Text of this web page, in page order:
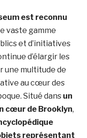
est reconnu
vaste gamme
et d’initiatives
d’élargir les
une multitude de
au cœur des
Situé dans un
cœur de Brooklyn,
représentant